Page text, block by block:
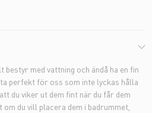
med vattning och ändå ha en fin
perfekt för oss som inte lyckas hålla
du viker ut dem fint när du får dem
du vill placera dem i badrummet,